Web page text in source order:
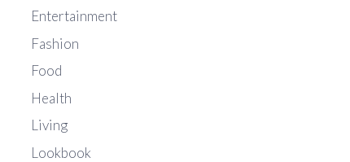
Entertainment
Fashion
Food
Health
Living
Lookbook